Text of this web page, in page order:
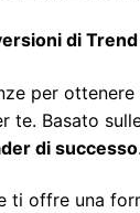
di
per
Basato
di successo.
ti offre una